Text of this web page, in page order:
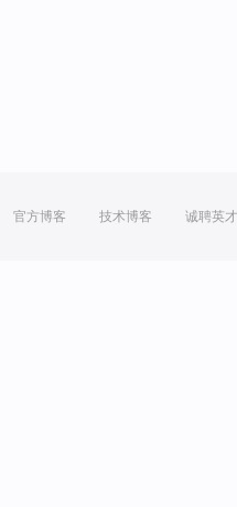
官方博客 技术博客 诚聘英才